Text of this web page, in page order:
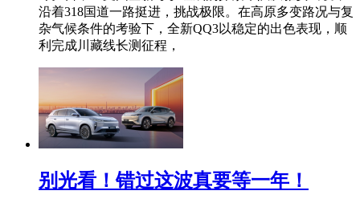
沿着318国道一路挺进，挑战极限。在高原多变路况与复
杂气候条件的考验下，全新QQ3以稳定的出色表现，顺
利完成川藏线长测征程，
别光看！错过这波真要等一年！